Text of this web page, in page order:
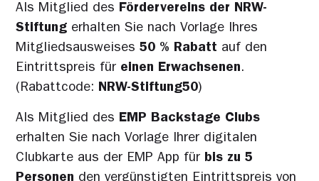
Als Mitglied des Fördervereins der NRW-
Stiftung erhalten Sie nach Vorlage Ihres
Mitgliedsausweises50 % Rabatt auf den
Eintrittspreis für einen Erwachsenen.
(Rabattcode: NRW-Stiftung50)
Als Mitglied des EMP Backstage Clubs
erhalten Sie nach Vorlage Ihrer digitalen
Clubkarte aus der EMP App für bis zu 5